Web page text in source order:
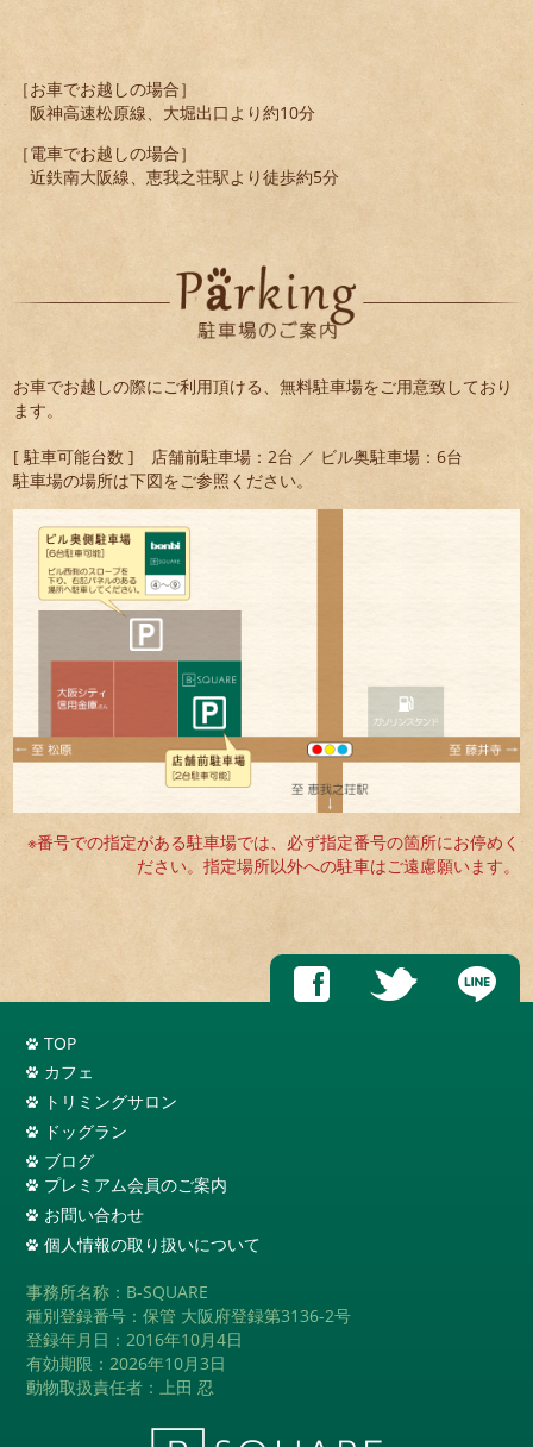
［お車でお越しの場合］
阪神高速松原線、大堀出口より約10分
［電車でお越しの場合］
近鉄南大阪線、恵我之荘駅より徒歩約5分
お車でお越しの際にご利用頂ける、無料駐車場をご用意致しており
ます。
[ 駐車可能台数 ] 店舗前駐車場：2台 ／ ビル奥駐車場：6台
駐車場の場所は下図をご参照ください。
※番号での指定がある駐車場では、必ず指定番号の箇所にお停めく
ださい。指定場所以外への駐車はご遠慮願います。
TOP
カフェ
トリミングサロン
ドッグラン
ブログ
プレミアム会員のご案内
お問い合わせ
個人情報の取り扱いについて
事務所名称：B-SQUARE
種別登録番号：保管 大阪府登録第3136-2号
登録年月日：2016年10月4日
有効期限：2026年10月3日
動物取扱責任者：上田 忍